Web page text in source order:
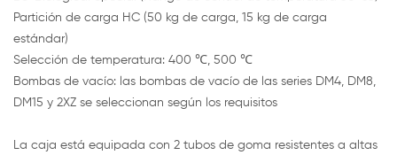
Partición de carga HC (50 kg de carga, 15 kg de carga
estándar)
Selección de temperatura: 400 ℃, 500 ℃
Bombas de vacío: las bombas de vacío de las series DM4, DM8,
DM15 y 2XZ se seleccionan según los requisitos
La caja está equipada con 2 tubos de goma resistentes a altas